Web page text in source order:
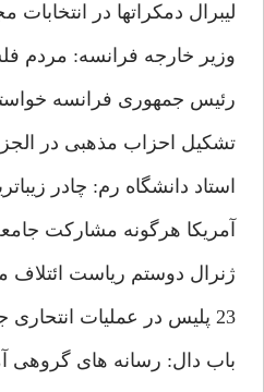
ليبرال دمكراتها در انتخابات
وزير خارجه فرانسه: مردم
رئيس جمهورى فرانسه
تشكيل احزاب مذهبى در
استاد دانشگاه رم: چادر
آمريكا هرگونه مشاركت
ژنرال دوستم رياست ائتلاف
23 پليس در عمليات انتحارى جنوب تركيه كشته و زخمى شدند.(5/8/75)
باب دال: رسانه هاى گروهى